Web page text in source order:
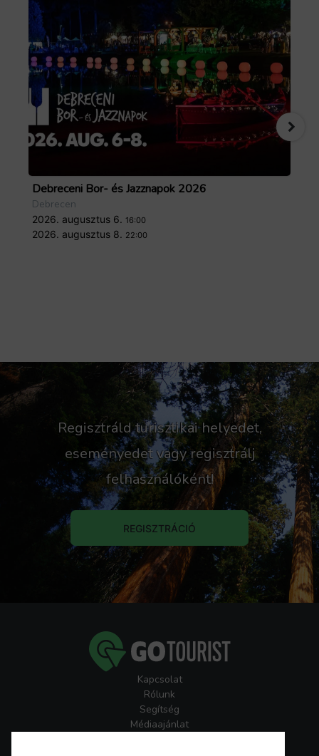
Debreceni Bor- és Jazznapok 2026
Debrecen
2026. augusztus 6. 16:00
2026. augusztus 8. 22:00
Regisztráld turisztikai helyedet,
eseményedet vagy regisztrálj
felhasználóként!
REGISZTRÁCIÓ
Kapcsolat
Rólunk
Segítség
Médiaajánlat